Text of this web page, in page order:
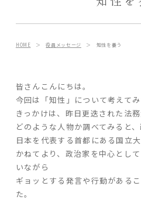
ARS HOMEとは
- ARS WAY
- 設計コンセプト
- 商品コンセプト
デザイン
- 空間デザイン
お知らせ
HOME ＞役員メッセージ ＞ 知性を養う
皆さんこんにちは。
今回は「知性」について考えてみ
きっかけは、昨日更迭された法務
どのような人物か調べてみると
日本を代表する首都にある国立大
かねてより、政治家を中心とし
いながら
ギョッとする発言や行動がある
た。